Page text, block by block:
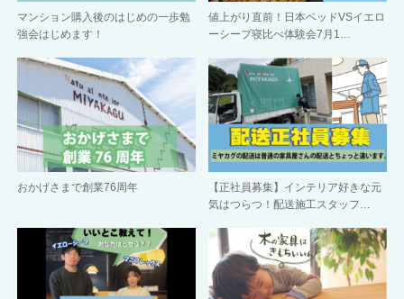
マンション購入後のはじめの一歩勉
強会はじめます！
値上がり直前！日本ベッドVSイエロ
ーシープ寝比べ体験会7月1…
おかげさまで創業76周年
【正社員募集】インテリア好きな元
気はつらつ！配送施工スタッフ…